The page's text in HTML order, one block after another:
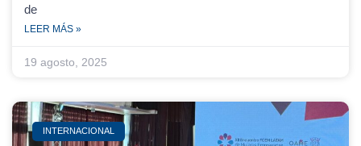
de
LEER MÁS »
19 agosto, 2025
INTERNACIONAL